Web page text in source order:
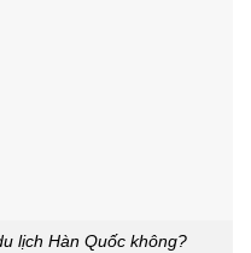
lịch Hàn Quốc không?